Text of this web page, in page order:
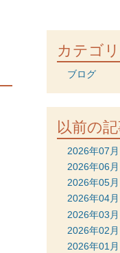
カテゴ
ブログ
以前の
2026年07月
2026年06月
2026年05月
2026年04月
2026年03月
2026年02月
2026年01月